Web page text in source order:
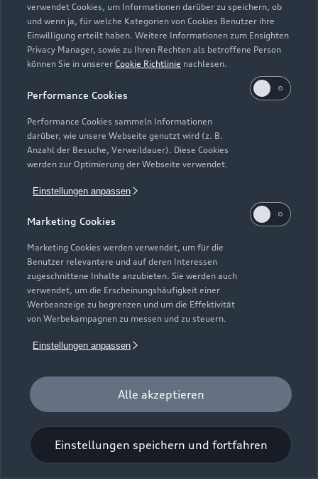
verwendet Cookies, um Informationen darüber zu speichern, ob
und wenn ja, für welche Kategorien von Cookies Benutzer ihre
Einwilligung erteilt haben. Weitere Informationen zum Ensighten
Privacy Manager, sowie zu Ihren Rechten als betroffene Person
können Sie in unserer Cookie Richtlinie nachlesen.
Performance Cookies
Performance Cookies sammeln Informationen
darüber, wie unsere Webseite genutzt wird (z. B.
Anzahl der Besuche, Verweildauer). Diese Cookies
werden zur Optimierung der Webseite verwendet.
Einstellungen anpassen
Marketing Cookies
Marketing Cookies werden verwendet, um für die
Benutzer relevantere und auf deren Interessen
zugeschnittene Inhalte anzubieten. Sie werden auch
verwendet, um die Erscheinungshäufigkeit einer
Werbeanzeige zu begrenzen und um die Effektivität
von Werbekampagnen zu messen und zu steuern.
Einstellungen anpassen
Alle akzeptieren
Einstellungen speichern und fortfahren
Praktisches Set zur intensiven Reinigung und
Pflege von Leder und Kunstleder.
Zur Audi Shopping World
Universal-Reinigungstuch
Für einen glänzenden Eindruck.
Zur Audi Shopping World